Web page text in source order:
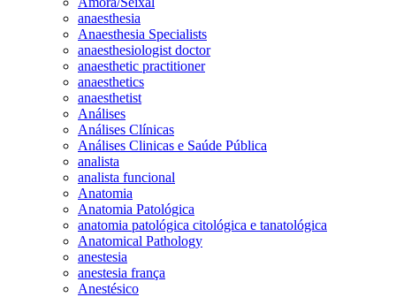
anaesthesia
Anaesthesia Specialists
anaesthesiologist doctor
anaesthetic practitioner
anaesthetics
anaesthetist
Análises
Análises Clínicas
Análises Clinicas e Saúde Pública
analista
analista funcional
Anatomia
Anatomia Patológica
anatomia patológica citológica e tanatológica
Anatomical Pathology
anestesia
anestesia frança
Anestésico